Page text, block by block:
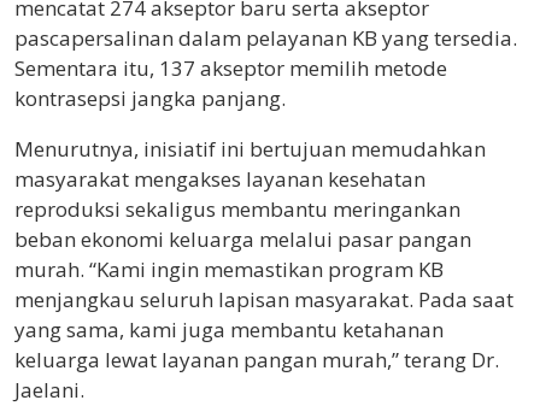
mencatat 274 akseptor baru serta akseptor
pascapersalinan dalam pelayanan KB yang tersedia.
Sementara itu, 137 akseptor memilih metode
kontrasepsi jangka panjang.
Menurutnya, inisiatif ini bertujuan memudahkan
masyarakat mengakses layanan kesehatan
reproduksi sekaligus membantu meringankan
beban ekonomi keluarga melalui pasar pangan
murah. “Kami ingin memastikan program KB
menjangkau seluruh lapisan masyarakat. Pada saat
yang sama, kami juga membantu ketahanan
keluarga lewat layanan pangan murah,” terang Dr.
Jaelani.